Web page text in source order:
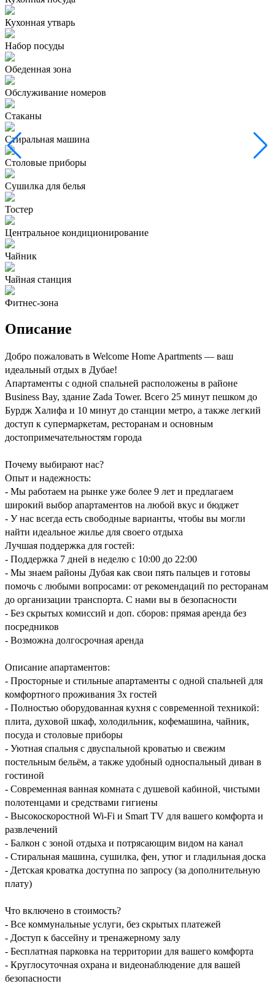
Кухонная утварь
Набор посуды
Обеденная зона
Обслуживание номеров
Стаканы
Стиральная машина
Столовые приборы
Сушилка для белья
Тостер
Центральное кондиционирование
Чайник
Чайная станция
Фитнес-зона
Описание
Добро пожаловать в Welcome Home Apartments — ваш
идеальный отдых в Дубае!
Апартаменты с одной спальней расположены в районе
Business Bay, здание Zada Tower. Всего 25 минут пешком до
Бурдж Халифа и 10 минут до станции метро, а также легкий
доступ к супермаркетам, ресторанам и основным
достопримечательностям города
Почему выбирают нас?
Опыт и надежность:
- Мы работаем на рынке уже более 9 лет и предлагаем
широкий выбор апартаментов на любой вкус и бюджет
- У нас всегда есть свободные варианты, чтобы вы могли
найти идеальное жилье для своего отдыха
Лучшая поддержка для гостей:
- Поддержка 7 дней в неделю с 10:00 до 22:00
- Мы знаем районы Дубая как свои пять пальцев и готовы
помочь с любыми вопросами: от рекомендаций по ресторанам
до организации транспорта. С нами вы в безопасности
- Без скрытых комиссий и доп. сборов: прямая аренда без
посредников
- Возможна долгосрочная аренда
Описание апартаментов:
- Просторные и стильные апартаменты с одной спальней для
комфортного проживания 3х гостей
- Полностью оборудованная кухня с современной техникой:
плита, духовой шкаф, холодильник, кофемашина, чайник,
посуда и столовые приборы
- Уютная спальня с двуспальной кроватью и свежим
постельным бельём, а также удобный односпальный диван в
гостиной
- Современная ванная комната с душевой кабиной, чистыми
полотенцами и средствами гигиены
- Высокоскоростной Wi-Fi и Smart TV для вашего комфорта и
развлечений
- Балкон с зоной отдыха и потрясающим видом на канал
- Стиральная машина, сушилка, фен, утюг и гладильная доска
- Детская кроватка доступна по запросу (за дополнительную
плату)
Что включено в стоимость?
- Все коммунальные услуги, без скрытых платежей
- Доступ к бассейну и тренажерному залу
- Бесплатная парковка на территории для вашего комфорта
- Круглосуточная охрана и видеонаблюдение для вашей
безопасности